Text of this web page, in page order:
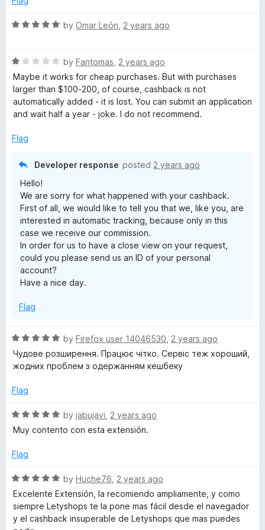
fR
e
d
5
o
u
o
by Omar León 2 years ago
R
a
t
e
d
o
by Fantomas 2 years ago
Maybe it works for cheap purchases. But with purchases
larger than $100-200, of course, cashback is not
automatically added - it is lost. You can submit an application
and wait half a year - joke. I do not recommend.
Flag
Developer response posted 2 years ago
Hello!
We are sorry for what happened with your cashback.
First of all, we would like to tell you that we, like you, are
interested in automatic tracking, because only in this
case we receive our commission.
In order for us to have a close view on your request,
could you please send us an ID of your personal
account?
Have a nice day.
Flag
R
a
t
d
o
u
o
5
by Firefox user 14046530 2 years ago
Чудове розширення. Працює чітко. Сервіс теж хороший,
жодних проблем з одержанням кешбеку
Flag
R
a
e
5
o
o
by jabujavi 2 years ago
Muy contento con esta extensión.
Flag
R
a
t
e
d
by Huche76 2 years ago
Excelente Extensión, la recomiendo ampliamente, y como
siempre Letyshops te la pone mas fácil desde el navegador
y el cashback insuperable de Letyshops que mas puedes